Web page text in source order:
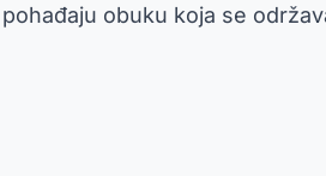
obuku koja se